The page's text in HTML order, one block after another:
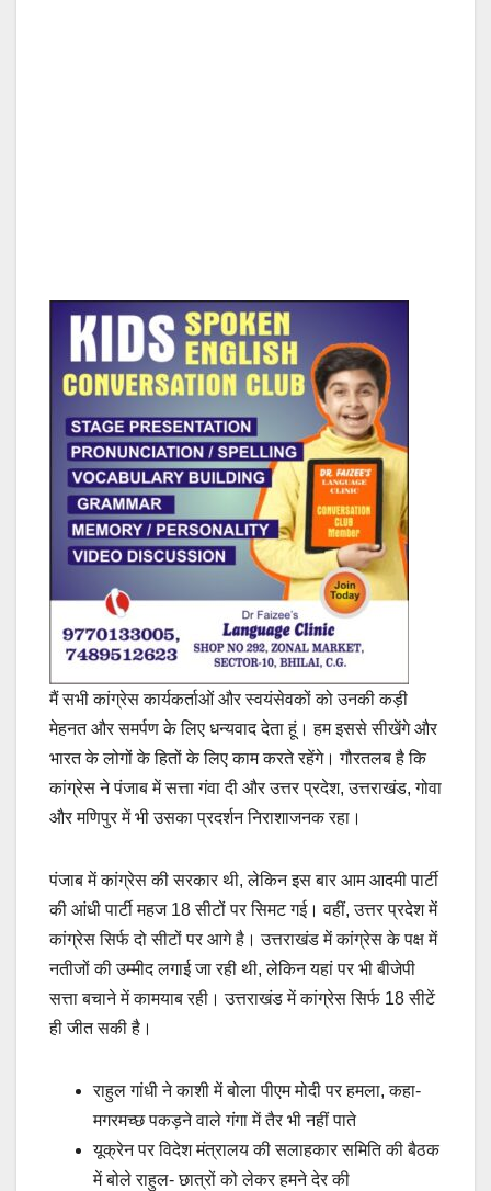
मैं सभी कांग्रेस कार्यकर्ताओं और स्वयंसेवकों को उनकी कड़ी
मेहनत और समर्पण के लिए धन्यवाद देता हूं। हम इससे सीखेंगे और
भारत के लोगों के हितों के लिए काम करते रहेंगे। गौरतलब है कि
कांग्रेस ने पंजाब में सत्ता गंवा दी और उत्तर प्रदेश, उत्तराखंड, गोवा
और मणिपुर में भी उसका प्रदर्शन निराशाजनक रहा।
पंजाब में कांग्रेस की सरकार थी, लेकिन इस बार आम आदमी पार्टी
की आंधी पार्टी महज 18 सीटों पर सिमट गई। वहीं, उत्तर प्रदेश में
कांग्रेस सिर्फ दो सीटों पर आगे है। उत्तराखंड में कांग्रेस के पक्ष में
नतीजों की उम्मीद लगाई जा रही थी, लेकिन यहां पर भी बीजेपी
सत्ता बचाने में कामयाब रही। उत्तराखंड में कांग्रेस सिर्फ 18 सीटें
ही जीत सकी है।
राहुल गांधी ने काशी में बोला पीएम मोदी पर हमला, कहा-
मगरमच्छ पकड़ने वाले गंगा में तैर भी नहीं पाते
यूक्रेन पर विदेश मंत्रालय की सलाहकार समिति की बैठक
में बोले राहुल- छात्रों को लेकर हमने देर की